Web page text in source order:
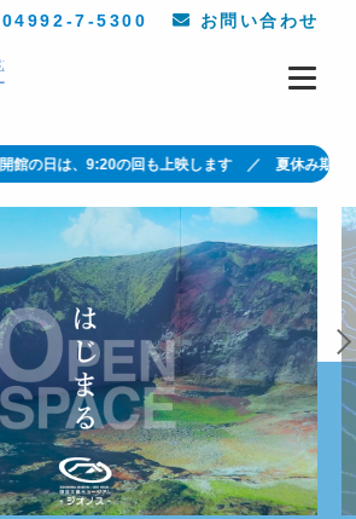
7-5300 お問い合わせ
の回も上映します ／ 夏休み期間の７月１８